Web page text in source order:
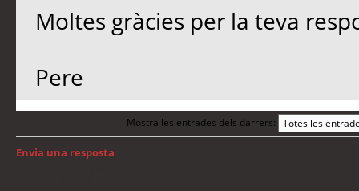
Moltes gràcies per la teva
Pere
Mostra les entrades dels darrers:
Envia una resposta